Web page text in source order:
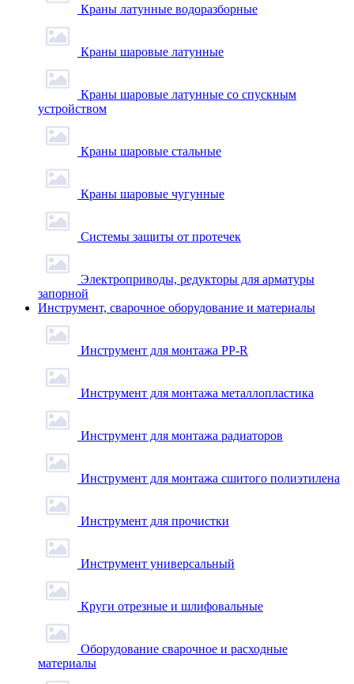
Краны латунные водоразборные
Краны шаровые латунные
Краны шаровые латунные со спускным
устройством
Краны шаровые стальные
Краны шаровые чугунные
Системы защиты от протечек
Электроприводы, редукторы для арматуры
запорной
Инструмент, сварочное оборудование и материалы
Инструмент для монтажа PP-R
Инструмент для монтажа металлопластика
Инструмент для монтажа радиаторов
Инструмент для монтажа сшитого полиэтилена
Инструмент для прочистки
Инструмент универсальный
Круги отрезные и шлифовальные
Оборудование сварочное и расходные
материалы